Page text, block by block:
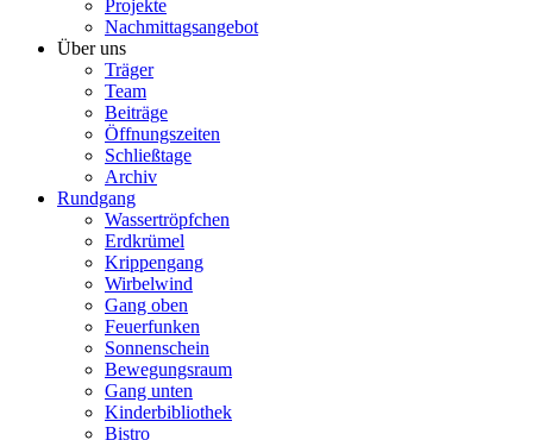
Projekte
Nachmittagsangebot
Über uns
Träger
Team
Beiträge
Öffnungszeiten
Schließtage
Archiv
Rundgang
Wassertröpfchen
Erdkrümel
Krippengang
Wirbelwind
Gang oben
Feuerfunken
Sonnenschein
Bewegungsraum
Gang unten
Kinderbibliothek
Bistro